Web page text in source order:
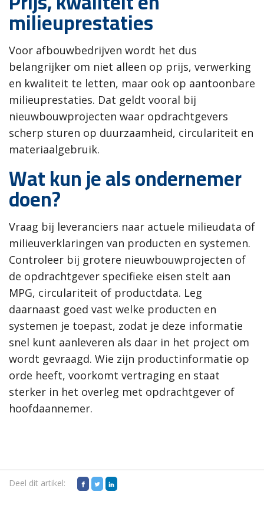
milieuprestaties
Voor afbouwbedrijven wordt het dus
belangrijker om niet alleen op prijs, verwerking
en kwaliteit te letten, maar ook op aantoonbare
milieuprestaties. Dat geldt vooral bij
nieuwbouwprojecten waar opdrachtgevers
scherp sturen op duurzaamheid, circulariteit en
materiaalgebruik.
Wat kun je als ondernemer
doen?
Vraag bij leveranciers naar actuele milieudata of
milieuverklaringen van producten en systemen.
Controleer bij grotere nieuwbouwprojecten of
de opdrachtgever specifieke eisen stelt aan
MPG, circulariteit of productdata. Leg
daarnaast goed vast welke producten en
systemen je toepast, zodat je deze informatie
snel kunt aanleveren als daar in het project om
wordt gevraagd. Wie zijn productinformatie op
orde heeft, voorkomt vertraging en staat
sterker in het overleg met opdrachtgever of
hoofdaannemer.
Deel dit artikel: